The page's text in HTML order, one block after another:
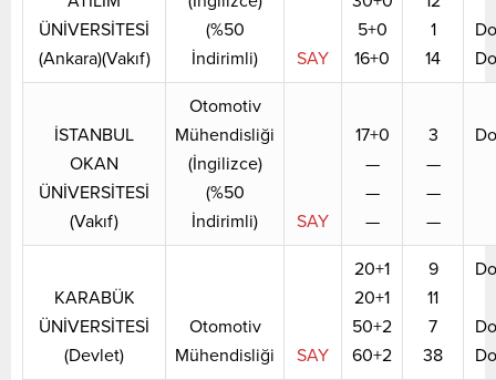
ÜNİVERSİTESİ
(Ankara)(Vakıf)
(%50
İndirimli)
SAY
5+0
16+0
1
14
İSTANBUL
OKAN
ÜNİVERSİTESİ
(Vakıf)
Otomotiv
Mühendisliği
(İngilizce)
(%50
İndirimli)
SAY
17+0
—
—
—
3
—
—
—
KARABÜK
ÜNİVERSİTESİ
(Devlet)
Otomotiv
Mühendisliği
SAY
20+1
20+1
50+2
60+2
9
11
7
38